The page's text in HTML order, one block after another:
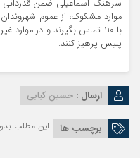
سرهنگ اسماعیلی ضمن
موارد مشكوك، از عموم
پلیس پرهیز کنند.
ارسال : حسین کبابی
برچسب ها این مطلب